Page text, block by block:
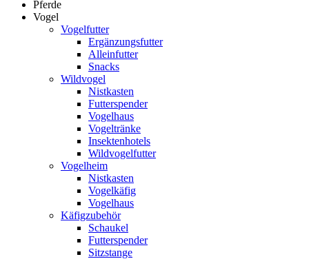
Pferde
Vogel
Vogelfutter
Ergänzungsfutter
Alleinfutter
Snacks
Wildvogel
Nistkasten
Futterspender
Vogelhaus
Vogeltränke
Insektenhotels
Wildvogelfutter
Vogelheim
Nistkasten
Vogelkäfig
Vogelhaus
Käfigzubehör
Schaukel
Futterspender
Sitzstange